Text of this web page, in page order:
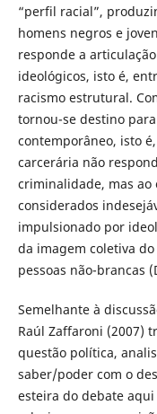
“perfil racial”,
homens negros e
responde a
ideológicos, isto é,
racismo estrutural.
tornou-se destino
contemporâneo, isto
carcerária não
criminalidade, mas ao
considerados
impulsionado por
da imagem coletiva
pessoas não-brancas
Semelhante à
Raúl Zaffaroni (2007)
questão política,
saber/poder com o
esteira do debate